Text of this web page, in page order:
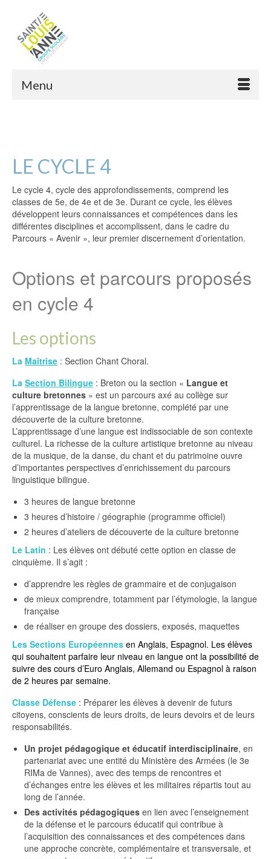
Menu
LE CYCLE 4
Le cycle 4, cycle des approfondissements, comprend les
classes de 5e, de 4e et de 3e. Durant ce cycle, les élèves
développent leurs connaissances et compétences dans les
différentes disciplines et accomplissent, dans le cadre du
Parcours « Avenir », leur premier discernement d’orientation.
Options et parcours proposés
en cycle 4
Les options
La Maîtrise : Section Chant Choral.
La Section Bilingue : Breton ou la section « Langue et
culture bretonnes » est un parcours axé au collège sur
l’apprentissage de la langue bretonne, complété par une
découverte de la culture bretonne.
L’apprentissage d’une langue est indissociable de son contexte
culturel. La richesse de la culture artistique bretonne au niveau
de la musique, de la danse, du chant et du patrimoine ouvre
d’importantes perspectives d’enrichissement du parcours
linguistique bilingue.
3 heures de langue bretonne
3 heures d’histoire / géographie (programme officiel)
2 heures d’ateliers de découverte de la culture bretonne
Le Latin : Les élèves ont débuté cette option en classe de
cinquième. Il s’agit :
d’apprendre les règles de grammaire et de conjugaison
de mieux comprendre, totamment par l’étymologie, la langue
française
de réaliser en groupe des dossiers, exposés, maquettes
Les Sections Européennes en Anglais, Espagnol. Les élèves
qui souhaitent parfaire leur niveau en langue ont la possibilité de
suivre des cours d’Euro Anglais, Allemand ou Espagnol à raison
de 2 heures par semaine.
Classe Défense : Préparer les élèves à devenir de futurs
citoyens, conscients de leurs droits, de leurs devoirs et de leurs
responsabilités.
Un projet pédagogique et éducatif interdisciplinaire, en
partenariat avec une entité du Ministère des Armées (le 3e
RIMa de Vannes), avec des temps de rencontres et
d’échanges entre les élèves et les militaires répartis tout au
long de l’année.
Des activités pédagogiques en lien avec l’enseignement
de la défense et le parcours éducatif qui contribue à
l’acquisition des connaissances et des compétences dans
une approche concrète, complémentaire et transversale, et